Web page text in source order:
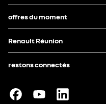
offres du moment
Renault Réunion
restons connectés